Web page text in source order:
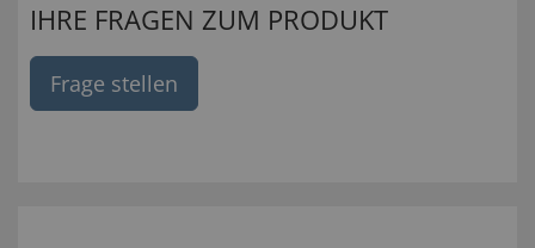
IHRE FRAGEN ZUM PRODUKT
Frage stellen